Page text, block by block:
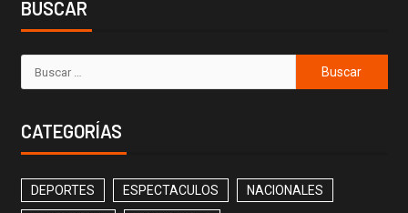
BUSCAR
CATEGORÍAS
DEPORTES ESPECTACULOS NACIONALES